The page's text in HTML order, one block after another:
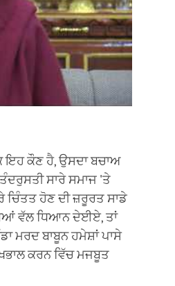
ਇਹ ਕੌਣ ਹੈ, ਉਸਦਾ ਬਚਾਅ
ਸਾਰੇ ਸਮਾਜ 'ਤੇ
ਹੋਣ ਦੀ ਜ਼ਰੂਰਤ ਸਾਡੇ
ਵੱਲ ਧਿਆਨ ਦੇਈਏ, ਤਾਂ
ਮਰਦ ਬਾਬੂਨ ਹਮੇਸ਼ਾਂ ਪਾਸੇ
ਕਰਨ ਵਿੱਚ ਮਜਬੂਤ